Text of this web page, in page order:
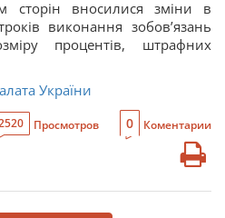
сторін вносилися зміни в
виконання зобов’язань
процентів, штрафних
України
Просмотров 0 Коментарии